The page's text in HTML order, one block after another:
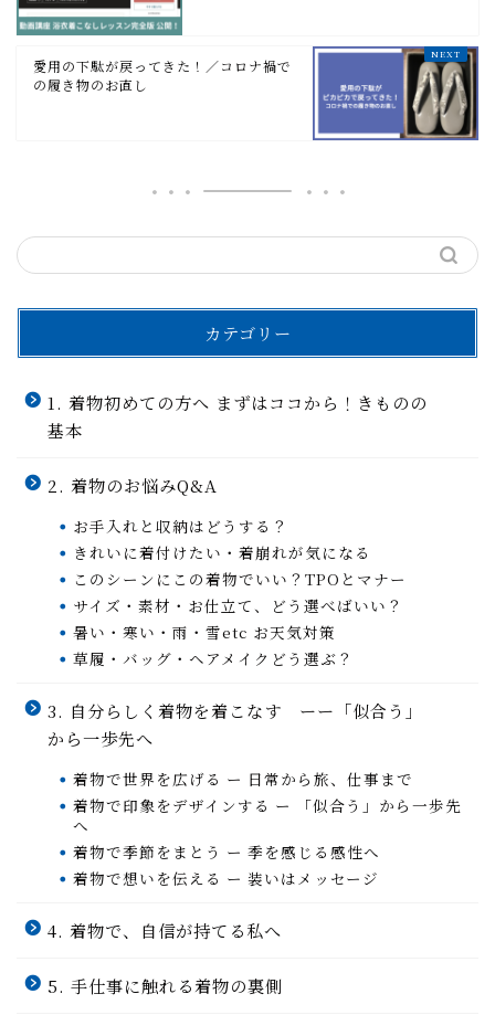
愛用の下駄が戻ってきた！／コロナ禍で
の履き物のお直し
カテゴリー
1. 着物初めての方へ まずはココから！きものの
基本
2. 着物のお悩みQ&A
お手入れと収納はどうする？
きれいに着付けたい・着崩れが気になる
このシーンにこの着物でいい？TPOとマナー
サイズ・素材・お仕立て、どう選べばいい？
暑い・寒い・雨・雪etc お天気対策
草履・バッグ・ヘアメイクどう選ぶ？
3. 自分らしく着物を着こなす ーー「似合う」
から一歩先へ
着物で世界を広げる ー 日常から旅、仕事まで
着物で印象をデザインする ー 「似合う」から一歩先
へ
着物で季節をまとう ー 季を感じる感性へ
着物で想いを伝える ー 装いはメッセージ
4. 着物で、自信が持てる私へ
5. 手仕事に触れる着物の裏側